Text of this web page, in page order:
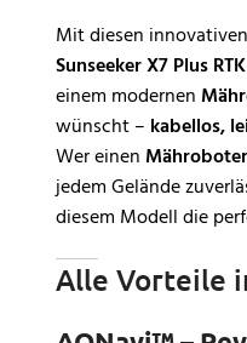
Mit diesen
Sunseeker X7 Plus RTK
einem modernen
wünscht – kabellos,
Wer einen
jedem Gelände
diesem Modell die
Alle Vorteile